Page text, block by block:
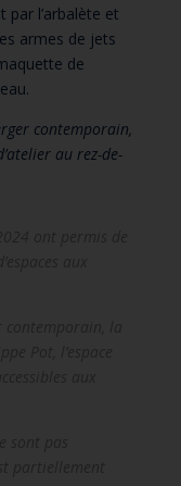
par l’arbalète et
armes de jets
de
contemporain,
au rez-de-